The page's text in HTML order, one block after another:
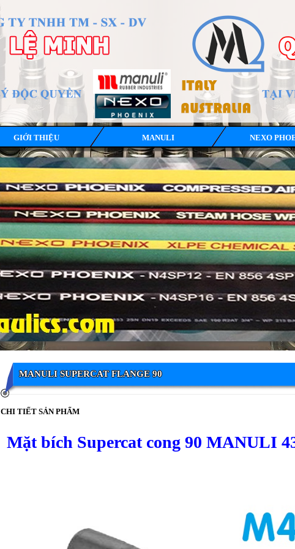
GIỚI THIỆU MANULI NEXO
MANULI SUPERCAT FLANGE 90
CHI TIẾT SẢN PHẨM
Mặt bích Supercat cong 90 MANULI